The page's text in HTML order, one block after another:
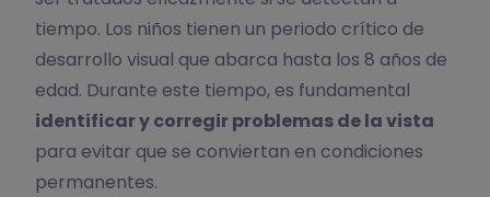
tiempo. Los niños tienen un periodo crítico de
desarrollo visual que abarca hasta los 8 años de
edad. Durante este tiempo, es fundamental
identificar y corregir problemas de la vista
para evitar que se conviertan en condiciones
permanentes.